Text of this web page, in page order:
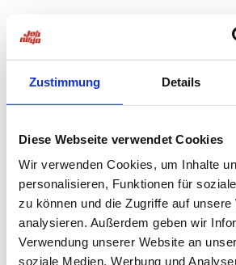
Zustimmung Details
Diese Webseite verwendet Cookies
Wir verwenden Cookies, um Inhalte
personalisieren, Funktionen für
zu können und die Zugriffe auf unsere
analysieren. Außerdem geben wir
Verwendung unserer Website an
soziale Medien, Werbung und